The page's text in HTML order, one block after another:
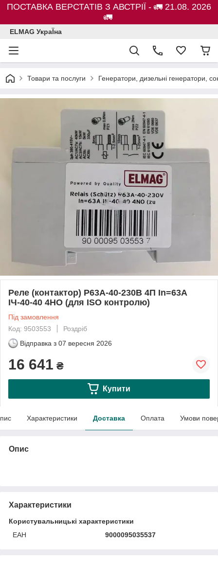
ПОСТАВКА ВЕРСТАТІВ З АВСТРІЇ - 🚛 21.08. 2026
🚛
ELMAG УкраЇна
Товари та послуги Генератори, дизельні генератори,
Реле (контактор) Р63А-40-230В 4П In=63А
ІЧ-40-40 4НО (для ISO контролю)
Під замовлення
Код: 9503553
Роздріб
Відправка з 07 вересня 2026
16 641 ₴
Купити
Характеристики Доставка Оплата Умови
Опис
Характеристики
Користувальницькі характеристики
ЕАН
9000095035537